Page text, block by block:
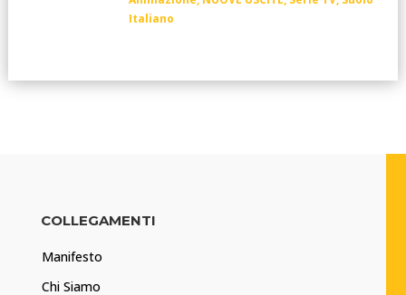
Italiano
COLLEGAMENTI
Manifesto
Chi Siamo